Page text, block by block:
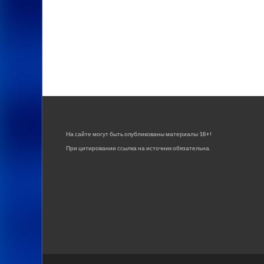
На сайте могут быть опубликованы материалы 18+!
При цитировании ссылка на источник обязательна.